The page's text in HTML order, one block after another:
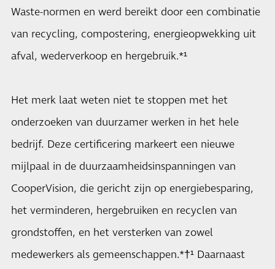
Waste-normen en werd bereikt door een combinatie
van recycling, compostering, energieopwekking uit
afval, wederverkoop en hergebruik.*¹
Het merk laat weten niet te stoppen met het
onderzoeken van duurzamer werken in het hele
bedrijf. Deze certificering markeert een nieuwe
mijlpaal in de duurzaamheidsinspanningen van
CooperVision, die gericht zijn op energiebesparing,
het verminderen, hergebruiken en recyclen van
grondstoffen, en het versterken van zowel
medewerkers als gemeenschappen.*†¹ Daarnaast